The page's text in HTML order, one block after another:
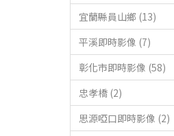
宜蘭縣員山鄉 (13)
平溪即時影像 (7)
彰化市即時影像 (58)
忠孝橋 (2)
思源啞口即時影像 (2)